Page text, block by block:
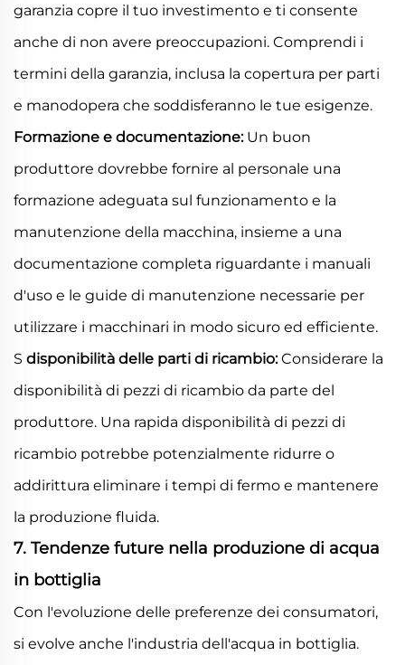
garanzia copre il tuo investimento e ti consente
anche di non avere preoccupazioni. Comprendi i
termini della garanzia, inclusa la copertura per parti
e manodopera che soddisferanno le tue esigenze.
Formazione e documentazione: Un buon
produttore dovrebbe fornire al personale una
formazione adeguata sul funzionamento e la
manutenzione della macchina, insieme a una
documentazione completa riguardante i manuali
d'uso e le guide di manutenzione necessarie per
utilizzare i macchinari in modo sicuro ed efficiente.
S disponibilità delle parti di ricambio:Considerare la
disponibilità di pezzi di ricambio da parte del
produttore. Una rapida disponibilità di pezzi di
ricambio potrebbe potenzialmente ridurre o
addirittura eliminare i tempi di fermo e mantenere
la produzione fluida.
7. Tendenze future nella produzione di acqua
in bottiglia
Con l'evoluzione delle preferenze dei consumatori,
si evolve anche l'industria dell'acqua in bottiglia.